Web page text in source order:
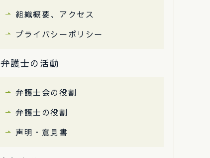
組織概要、アクセス
プライバシーポリシー
弁護士の活動
弁護士会の役割
弁護士の役割
声明・意見書